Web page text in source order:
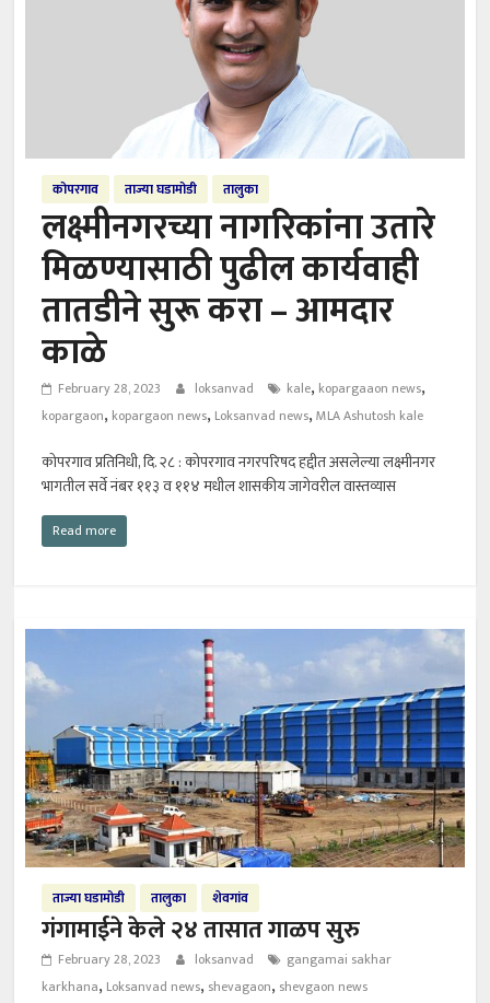
कोपरगाव ताज्या घडामोडी तालुका
लक्ष्मीनगरच्या नागरिकांना उतारे
मिळण्यासाठी पुढील कार्यवाही
तातडीने सुरू करा – आमदार
काळे
February 28, 2023 loksanvad kale, kopargaaon news,
kopargaon, kopargaon news, Loksanvad news,MLA Ashutosh kale
कोपरगाव प्रतिनिधी, दि. २८ : कोपरगाव नगरपरिषद हद्दीत असलेल्या लक्ष्मीनगर
भागतील सर्वे नंबर ११३ व ११४ मधील शासकीय जागेवरील वास्तव्यास
Read more
ताज्या घडामोडी तालुका शेवगांव
गंगामाईने केले २४ तासात गाळप सुरु
February 28, 2023 loksanvad
gangamai sakhar
karkhana, Loksanvad news, shevagaon, shevgaon news